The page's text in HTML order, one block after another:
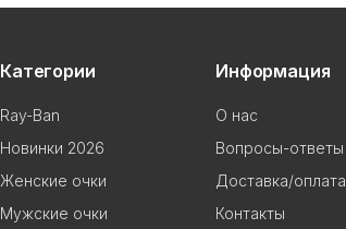
Категории
Ray-Ban
Новинки 2026
Женские очки
Мужские очки
Информация
О нас
Вопросы-ответы
Доставка/оплата
Контакты